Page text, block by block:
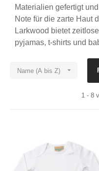
Materialien gefertigt
Note für die zarte Haut
Larkwood bietet
pyjamas, t-shirts und
Name (A bis Z) 
1 - 8